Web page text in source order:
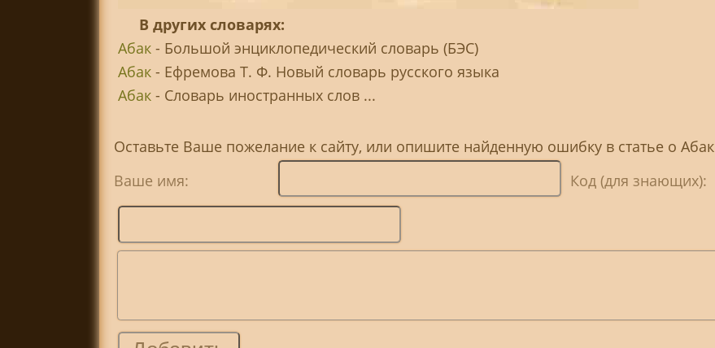
В других словарях:
Абак- Большой энциклопедический словарь (БЭС)
Абак- Ефремова Т. Ф. Новый словарь русского языка
Абак- Словарь иностранных слов ...
Оставьте Ваше пожелание к сайту, или опишите найденную ошибку в статье о Абак
Ваше имя:
Код (для знающих):